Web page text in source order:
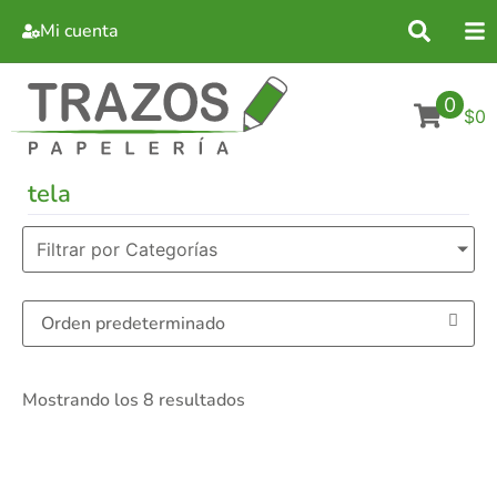
Mi cuenta
0 $0
tela
Filtrar por Categorías
Mostrando los 8 resultados